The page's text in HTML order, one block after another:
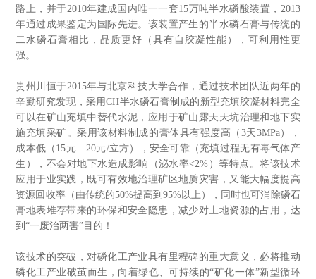
路上，并于2010年建成国内唯一一套15万吨半水磷酸装置，2013
年通过成果鉴定为国际先进。该装置产生的半水磷石膏与传统的
二水磷石膏相比，品质更好（具有自胶凝性能），可利用性更
强。
贵州川恒于2015年与北京科技大学合作，通过技术团队近两年的
辛勤研究发现，采用CH半水磷石膏制成的新型充填胶凝材料完全
可以在矿山充填中替代水泥，应用于矿山露天天坑治理和地下实
施充填采矿。采用该材料制成的膏体具有强度高（3天3MPa），
成本低（15元—20元/立方），安全可靠（充填过程无有毒气体产
生），不会对地下水造成影响（泌水率<2%）等特点。将该技术
应用于业实践，既可有效地治理矿区地质灾害，又能大幅度提高
资源回收率（由传统的50%提高到95%以上），同时也可消除磷石
膏地表堆存带来的环保和安全隐患，减少对土地资源的占用，达
到“一废治两害”目的！
该技术的突破，对磷化工产业具有里程碑的重大意义，必将推动
磷化工产业破茧而生，向着绿色、可持续的“矿化一体”新型循环